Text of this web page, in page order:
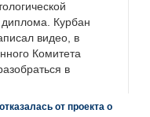
диплома. Курбан
видео, в
Комитета
в
от проекта о